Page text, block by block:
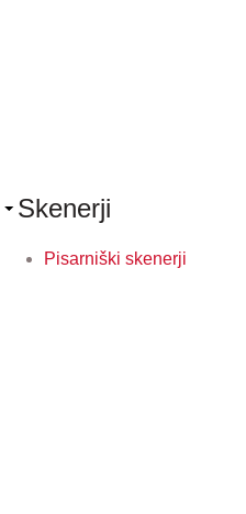
Skenerji
Pisarniški skenerji